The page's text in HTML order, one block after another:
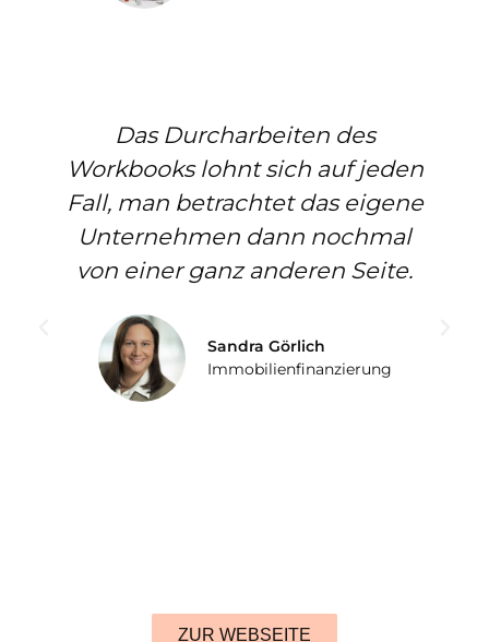
Das Durcharbeiten des
Workbooks lohnt sich auf jeden
Fall, man betrachtet das eigene
Unternehmen dann nochmal
von einer ganz anderen Seite.
Sandra Görlich
Immobilienfinanzierung
ZUR WEBSEITE